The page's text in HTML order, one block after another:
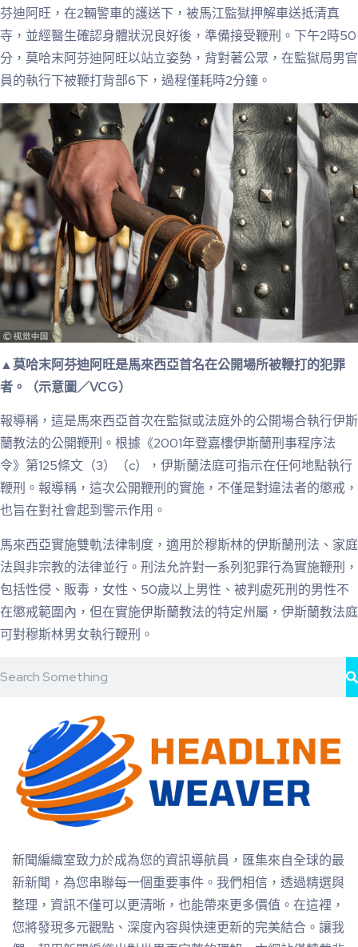
芬迪阿旺，在2輛警車的護送下，被馬江監獄押解車送抵清真
寺，並經醫生確認身體狀況良好後，準備接受鞭刑。下午2時50
分，莫哈末阿芬迪阿旺以站立姿勢，背對著公眾，在監獄局男官
員的執行下被鞭打背部6下，過程僅耗時2分鐘。
▲莫哈末阿芬迪阿旺是馬來西亞首名在公開場所被鞭打的犯罪
者。（示意圖／VCG）
報導稱，這是馬來西亞首次在監獄或法庭外的公開場合執行伊斯
蘭教法的公開鞭刑。根據《2001年登嘉樓伊斯蘭刑事程序法
令》第125條文（3）（c），伊斯蘭法庭可指示在任何地點執行
鞭刑。報導稱，這次公開鞭刑的實施，不僅是對違法者的懲戒，
也旨在對社會起到警示作用。
馬來西亞實施雙軌法律制度，適用於穆斯林的伊斯蘭刑法、家庭
法與非宗教的法律並行。刑法允許對一系列犯罪行為實施鞭刑，
包括性侵、販毒，女性、50歲以上男性、被判處死刑的男性不
在懲戒範圍內，但在實施伊斯蘭教法的特定州屬，伊斯蘭教法庭
可對穆斯林男女執行鞭刑。
新聞編織室致力於成為您的資訊導航員，匯集來自全球的最
新新聞，為您串聯每一個重要事件。我們相信，透過精選與
整理，資訊不僅可以更清晰，也能帶來更多價值。在這裡，
您將發現多元觀點、深度內容與快速更新的完美結合。讓我